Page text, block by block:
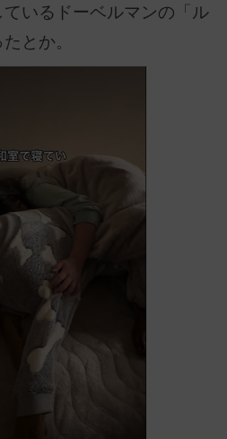
いるドーベルマンの「ル
とか。